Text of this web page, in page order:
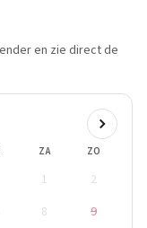
en zie direct de
ZA ZO
1
2
8
9